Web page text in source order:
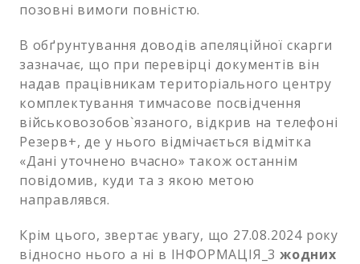
позовні вимоги повністю.
В обґрунтування доводів апеляційної скарги
зазначає, що при перевірці документів він
надав працівникам територіального центру
комплектування тимчасове посвідчення
військовозобов`язаного, відкрив на телефоні
Резерв+, де у нього відмічається відмітка
«Дані уточнено вчасно» також останнім
повідомив, куди та з якою метою
направлявся.
Крім цього, звертає увагу, що 27.08.2024 року
відносно нього а ні в ІНФОРМАЦІЯ_3жодних